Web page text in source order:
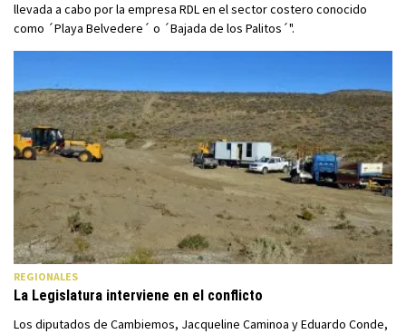
llevada a cabo por la empresa RDL en el sector costero conocido
como ´Playa Belvedere´ o ´Bajada de los Palitos´".
REGIONALES
La Legislatura interviene en el conflicto
Los diputados de Cambiemos, Jacqueline Caminoa y Eduardo Conde,